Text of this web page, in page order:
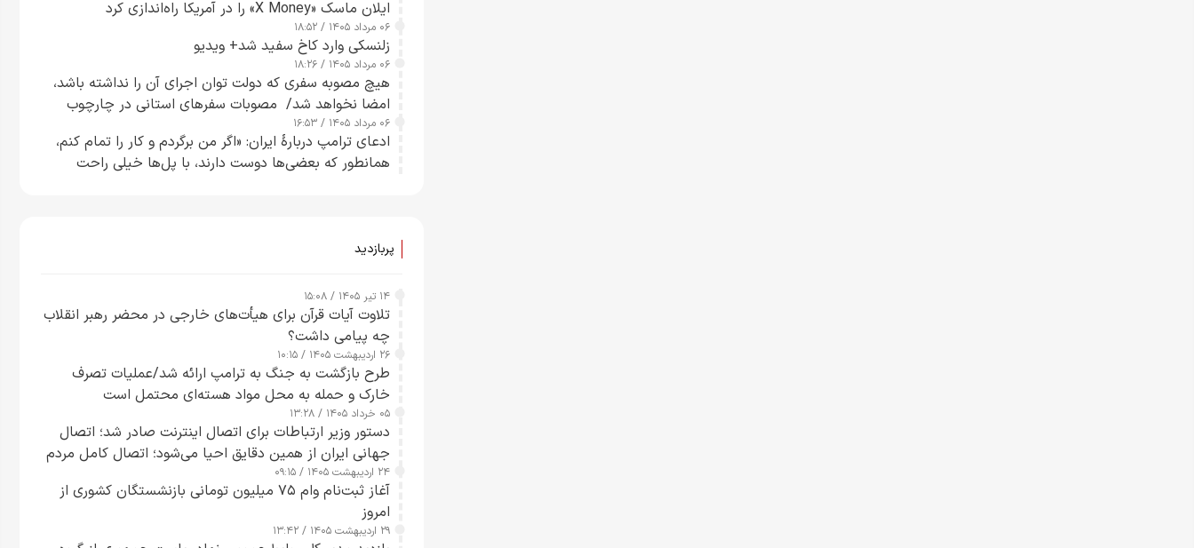
ایلان ماسک «X Money» را در آمریکا راه‌اندازی کرد
۰۶ مرداد ۱۴۰۵ / ۱۸:۵۲
زلنسکی وارد کاخ سفید شد+ ویدیو
۰۶ مرداد ۱۴۰۵ / ۱۸:۲۶
هیچ مصوبه سفری که دولت توان اجرای آن را نداشته باشد،
امضا نخواهد شد/ مصوبات سفرهای استانی در چارچوب
قانون بودجه است+ عکس
۰۶ مرداد ۱۴۰۵ / ۱۶:۵۳
ادعای ترامپ دربارهٔ ایران: «اگر من برگردم و کار را تمام کنم،
همانطور که بعضی‌ها دوست دارند، با پل‌ها خیلی راحت
پربازدید
۱۴ تیر ۱۴۰۵ / ۱۵:۰۸
تلاوت آیات قرآن برای هیأت‌های خارجی در محضر رهبر انقلاب
چه پیامی داشت؟
۲۶ اردیبهشت ۱۴۰۵ / ۱۰:۱۵
طرح‌ بازگشت به جنگ به ترامپ ارائه شد/عملیات تصرف
خارک و حمله به محل مواد هسته‌ای محتمل است
۰۵ خرداد ۱۴۰۵ / ۱۳:۲۸
دستور وزیر ارتباطات برای اتصال اینترنت صادر شد؛ اتصال
جهانی ایران از همین دقایق احیا می‌شود؛ اتصال کامل مردم
تا ۲۴ ساعت آینده
۲۴ اردیبهشت ۱۴۰۵ / ۰۹:۱۵
آغاز ثبت‌نام وام ۷۵ میلیون تومانی بازنشستگان کشوری از
امروز
۲۹ اردیبهشت ۱۴۰۵ / ۱۳:۴۲